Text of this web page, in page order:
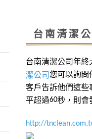
台南清潔
台南清潔公司年
潔公司您可以詢問
客戶告訴他們這
平超過60秒，則會
http://